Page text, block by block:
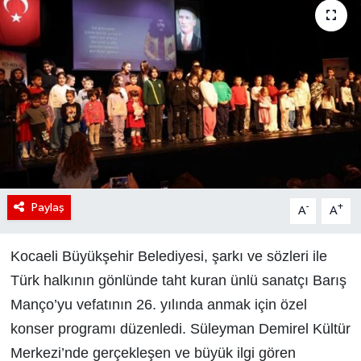
Paylaş A- A+
Kocaeli Büyükşehir Belediyesi, şarkı ve sözleri ile
Türk halkının gönlünde taht kuran ünlü sanatçı Barış
Manço’yu vefatının 26. yılında anmak için özel
konser programı düzenledi. Süleyman Demirel Kültür
Merkezi’nde gerçekleşen ve büyük ilgi gören